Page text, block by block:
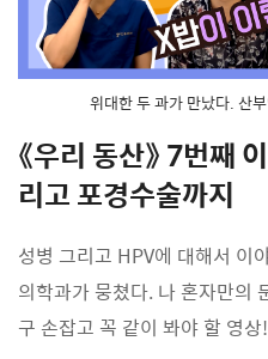
위대한 두 과가 만났다. 산
《우리 동산》 7번째
리고 포경수술까지
성병 그리고 HPV에 대해서 이
의학과가 뭉쳤다. 나 혼자만의
구 손잡고 꼭 같이 봐야 할 영